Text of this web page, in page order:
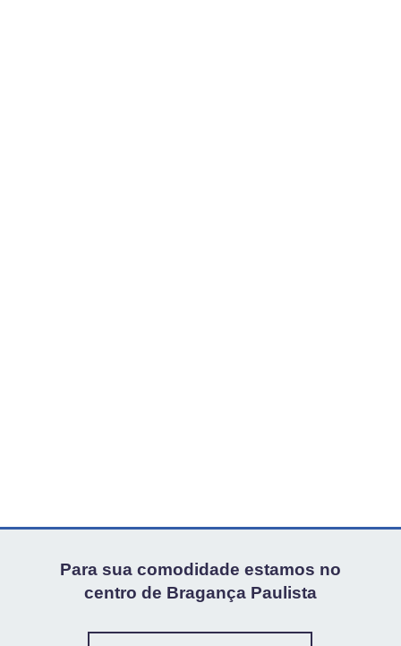
Para sua comodidade estamos no
centro de Bragança Paulista